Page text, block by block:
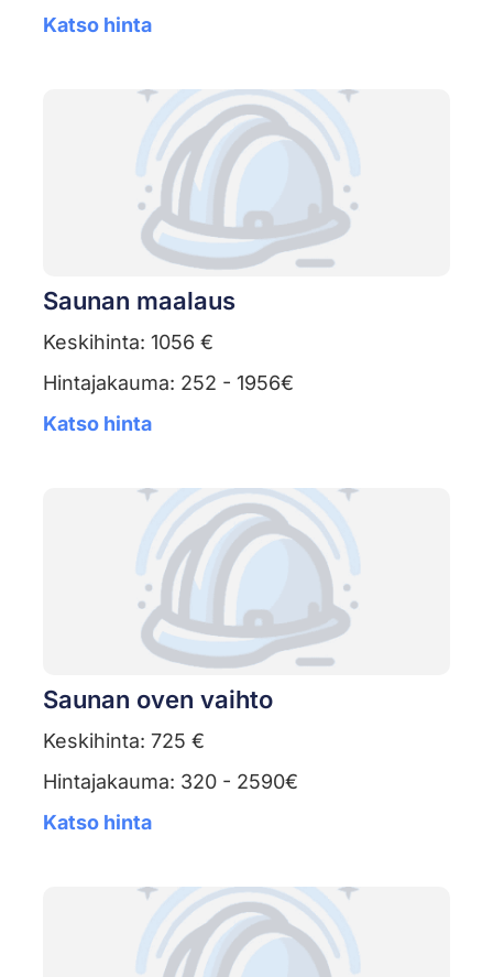
Katso hinta
Saunan maalaus
Keskihinta: 1056 €
Hintajakauma: 252 - 1956€
Katso hinta
Saunan oven vaihto
Keskihinta: 725 €
Hintajakauma: 320 - 2590€
Katso hinta